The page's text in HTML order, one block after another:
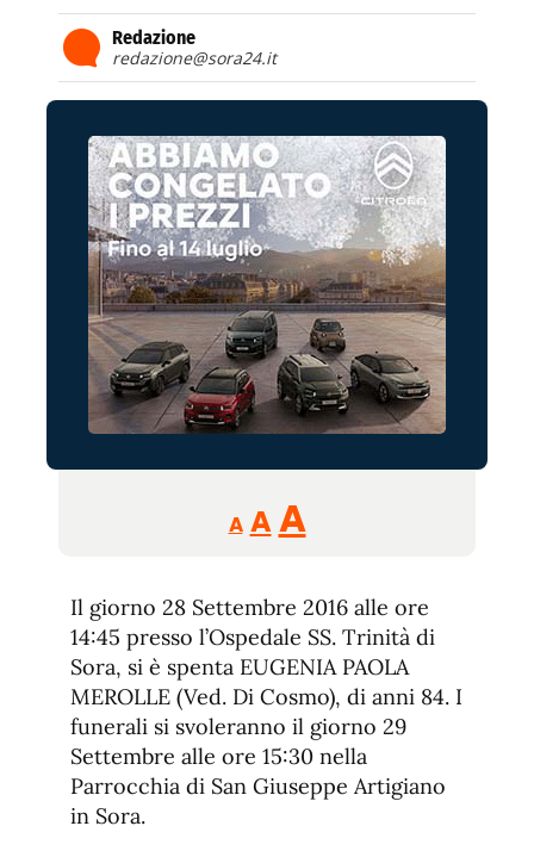
Redazione
redazione@sora24.it
A
Reducir
tamaño
A Restablecer
de
fuente
AAumentar
de
fuente.
Il giorno 28 Settembre 2016 alle ore
14:45 presso l’Ospedale SS. Trinità di
Sora, si è spenta EUGENIA PAOLA
MEROLLE (Ved. Di Cosmo), di anni 84. I
funerali si svoleranno il giorno 29
Settembre alle ore 15:30 nella
Parrocchia di San Giuseppe Artigiano
in Sora.